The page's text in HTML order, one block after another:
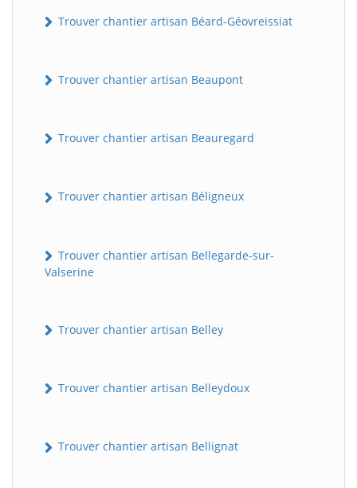
Trouver chantier artisan Béard-Géovreissiat
Trouver chantier artisan Beaupont
Trouver chantier artisan Beauregard
Trouver chantier artisan Béligneux
Trouver chantier artisan Bellegarde-sur-
Valserine
Trouver chantier artisan Belley
Trouver chantier artisan Belleydoux
Trouver chantier artisan Bellignat